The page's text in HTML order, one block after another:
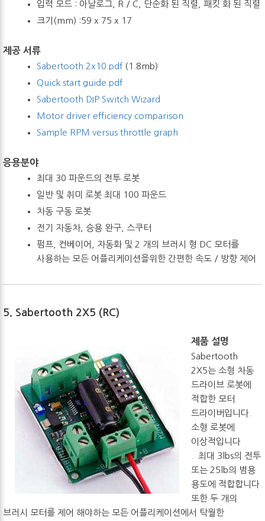
입력 모드 : 아날로그, R / C, 단순화 된 직렬, 패킷 화 된 직렬
크기(mm) :59 x 75 x 17
제공 서류
Sabertooth 2x10.pdf (1.8mb)
Quick start guide.pdf
Sabertooth DIP Switch Wizard
Motor driver efficiency comparison
Sample RPM versus throttle graph
응용분야
최대 30 파운드의 전투 로봇
일반 및 취미 로봇 최대 100 파운드
차동 구동 로봇
전기 자동차, 승용 완구, 스쿠터
펌프, 컨베이어, 자동화 및 2 개의 브러시 형 DC 모터를
사용하는 모든 어플리케이션을위한 간편한 속도 / 방향 제어
5. Sabertooth 2X5 (RC)
제품 설명
Sabertooth
2X5는 소형 차동
드라이브 로봇에
적합한 모터
드라이버입니다.
소형 로봇에
이상적입니다
. 최대 3lbs의 전투
또는 25lb의 범용
용도에 적합합니다.
또한 두 개의
브러시 모터를 제어 해야하는 모든 어플리케이션에서 탁월한